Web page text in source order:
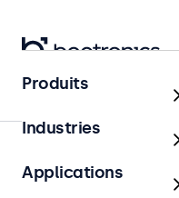
Accueil
Moniteurs RCA de
Produits
Industries
Applications